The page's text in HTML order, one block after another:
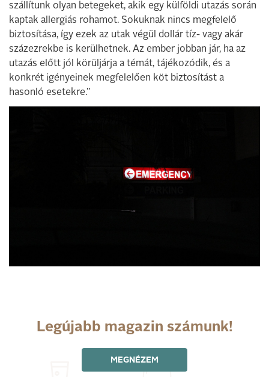
szállítunk olyan betegeket, akik egy külföldi utazás során
kaptak allergiás rohamot. Sokuknak nincs megfelelő
biztosítása, így ezek az utak végül dollár tíz- vagy akár
százezrekbe is kerülhetnek. Az ember jobban jár, ha az
utazás előtt jól körüljárja a témát, tájékozódik, és a
konkrét igényeinek megfelelően köt biztosítást a
hasonló esetekre.”
Legújabb magazin számunk!
MEGNÉZEM